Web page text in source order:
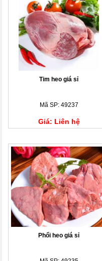
Tim heo giá sỉ
Mã SP: 49237
Giá: Liên hệ
Phổi heo giá sỉ